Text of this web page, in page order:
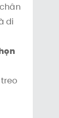
di